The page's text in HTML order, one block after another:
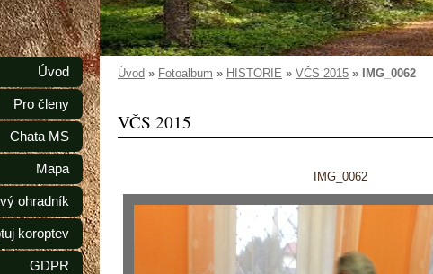
Úvod » Fotoalbum » HISTORIE » VČS 2015 » IMG_0062
VČS 2015
IMG_0062
Úvod
Pro členy
Chata MS
Mapa
ohradník
koroptev
GDPR